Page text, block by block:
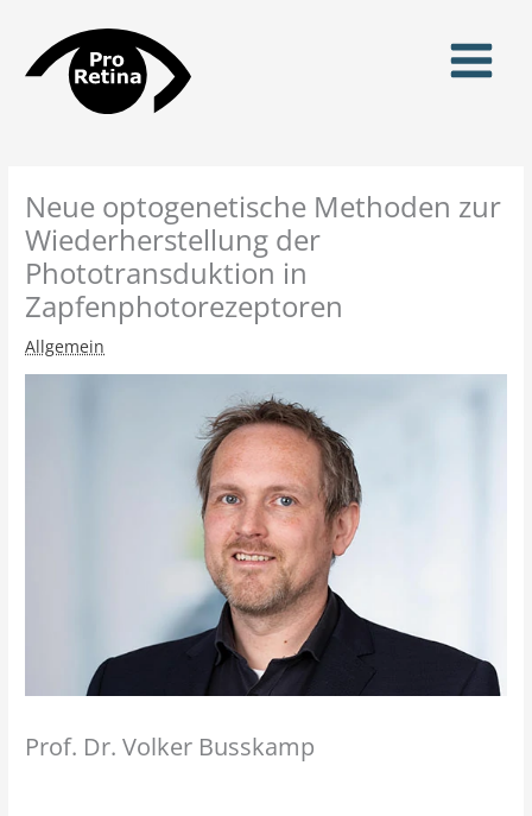
springen
Neue optogenetische Methoden zur
Wiederherstellung der
Phototransduktion in
Zapfenphotorezeptoren
Allgemein
Prof. Dr. Volker Busskamp